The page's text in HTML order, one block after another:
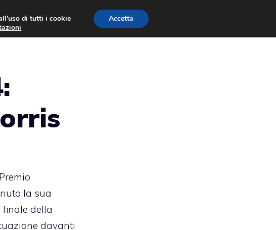
EVENTI E FIERE
la sua
della
davanti
di tutti i cookie
Accetta